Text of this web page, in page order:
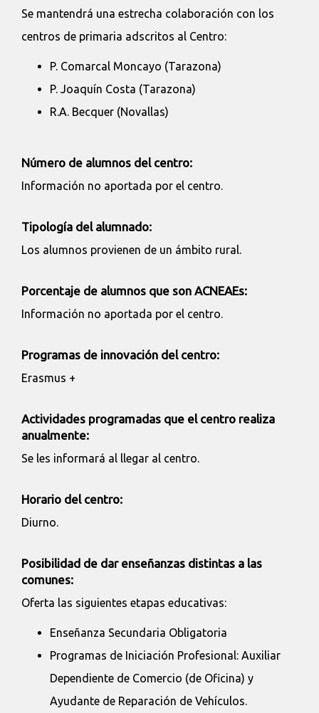
Se mantendrá una estrecha colaboración con los
centros de primaria adscritos al Centro:
P. Comarcal Moncayo (Tarazona)
P. Joaquín Costa (Tarazona)
R.A. Becquer (Novallas)
Número de alumnos del centro:
Información no aportada por el centro.
Tipología del alumnado:
Los alumnos provienen de un ámbito rural.
Porcentaje de alumnos que son ACNEAEs:
Información no aportada por el centro.
Programas de innovación del centro:
Erasmus +
Actividades programadas que el centro realiza
anualmente:
Se les informará al llegar al centro.
Horario del centro:
Diurno.
Posibilidad de dar enseñanzas distintas a las
comunes:
Oferta las siguientes etapas educativas:
Enseñanza Secundaria Obligatoria
Programas de Iniciación Profesional: Auxiliar
Dependiente de Comercio (de Oficina) y
Ayudante de Reparación de Vehículos.